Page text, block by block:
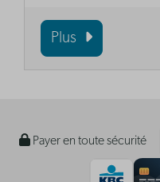
Plus
Payer en toute sécurité